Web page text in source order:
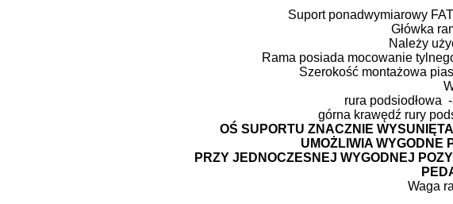
Suport ponadwymiarowy
Główka
Należy
Rama posiada mocowanie
Szerokość montażowa
rura podsiodłowa
górna krawędź rury
OŚ SUPORTU ZNACZNIE
UMOŻLIWIA WYGODNE
PRZY JEDNOCZESNEJ WYGODNEJ
Waga